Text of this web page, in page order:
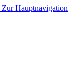
Zur Hauptnavigation